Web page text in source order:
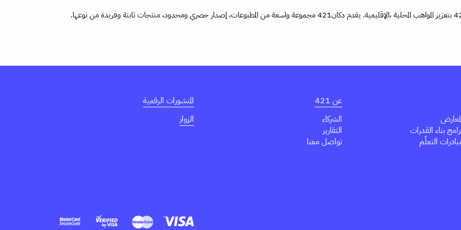
بناء القدرات
التعلّم
عن 421
الشركاء
التقارير
تواصل معنا
المنشورات الرقمية
الزوار